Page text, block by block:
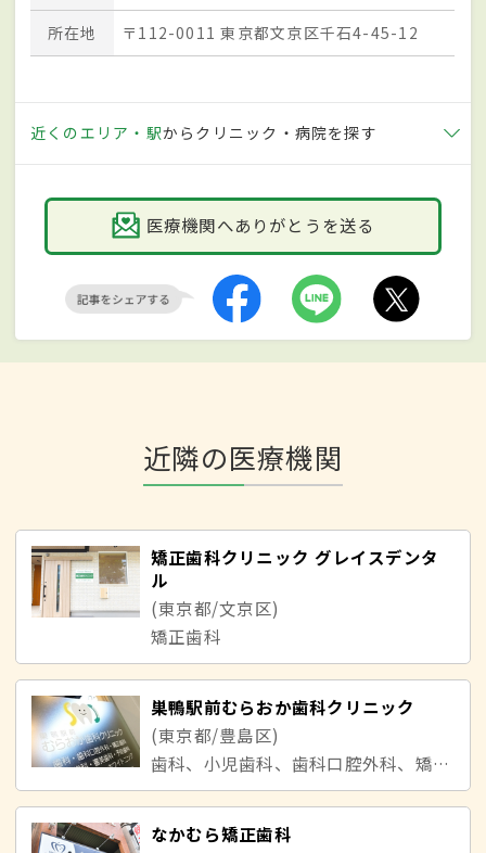
所在地 〒112-0011 東京都文京区千石4-45-12
近くのエリア・駅からクリニック・病院を探す
医療機関へありがとうを送る
近隣の医療機関
矯正歯科クリニック グレイスデンタ
ル
(東京都/文京区)
矯正歯科
巣鴨駅前むらおか歯科クリニック
(東京都/豊島区)
歯科、小児歯科、歯科口腔外科、矯正歯科
なかむら矯正歯科